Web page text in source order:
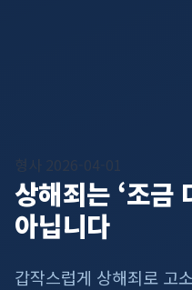
형사 2026-04-01
상해죄는 ‘조금
아닙니다
갑작스럽게 상해죄로 고